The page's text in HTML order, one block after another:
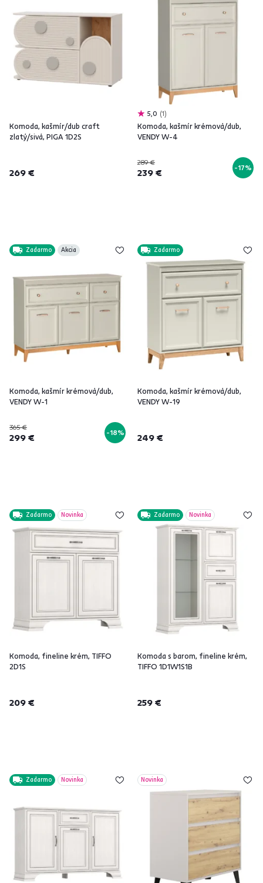
Komoda, kašmír/dub craft
zlatý/sivá, PIGA 1D2S
269 €
5,0 1
Komoda, kašmír krémová/dub,
VENDY W-4
289 €
239 € -17%
Zadarmo Akcia
Komoda, kašmír krémová/dub,
VENDY W-1
365 €
299 € -18%
Zadarmo
Komoda, kašmír krémová/dub,
VENDY W-19
249 €
Zadarmo Novinka
Komoda, fineline krém, TIFFO
2D1S
209 €
Zadarmo Novinka
Komoda s barom, fineline krém,
TIFFO 1D1W1S1B
259 €
Zadarmo Novinka Novinka